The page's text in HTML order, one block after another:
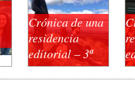
Crónica de una
residencia
editorial – 3ª
parte:
Descenso.